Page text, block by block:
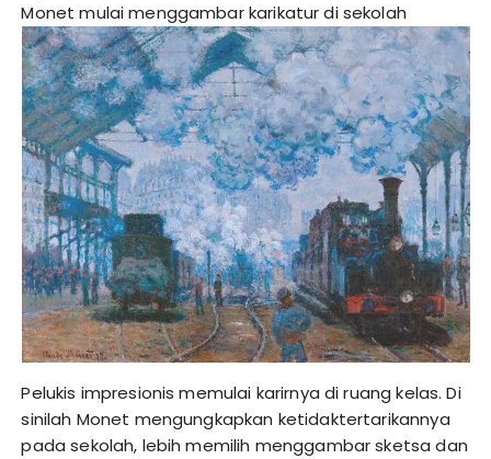
Monet mulai menggambar karikatur di sekolah
Pelukis impresionis memulai karirnya di ruang kelas. Di
sinilah Monet mengungkapkan ketidaktertarikannya
pada sekolah, lebih memilih menggambar sketsa dan